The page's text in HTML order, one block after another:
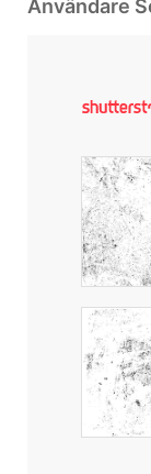
Användare